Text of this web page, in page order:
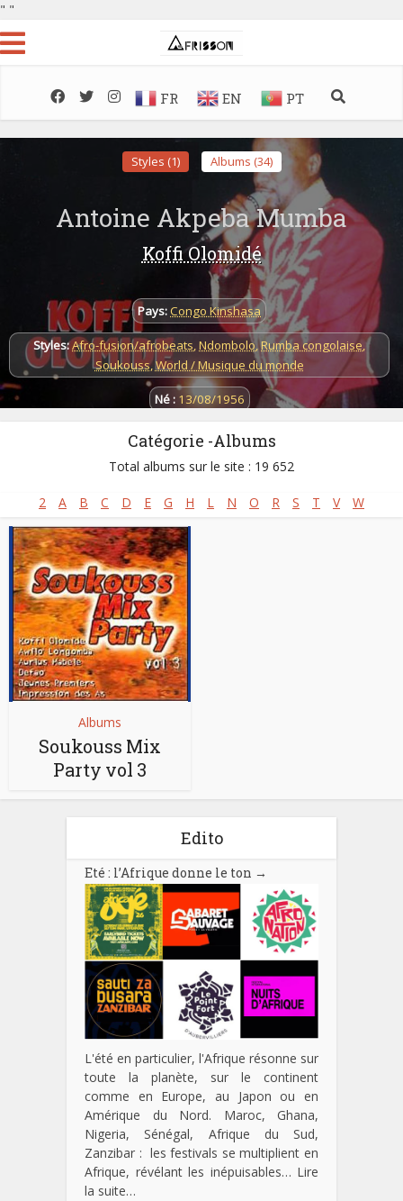
" "
FR EN PT
Styles (1) Albums (34)
Antoine Akpeba Mumba
Koffi Olomidé
Pays:Congo Kinshasa
Styles:Afro-fusion/afrobeats,Ndombolo,Rumba congolaise,
Soukouss,World / Musique du monde
Né : 13/08/1956
Catégorie -Albums
Total albums sur le site : 19 652
2 A B C D E G H L N O R S T V W
Albums
Soukouss Mix
Party vol 3
Edito
Eté : l’Afrique donne le ton →
L'été en particulier, l'Afrique résonne sur
toute la planète, sur le continent
comme en Europe, au Japon ou en
Amérique du Nord. Maroc, Ghana,
Nigeria, Sénégal, Afrique du Sud,
Zanzibar : les festivals se multiplient en
Afrique, révélant les inépuisables… Lire
la suite…